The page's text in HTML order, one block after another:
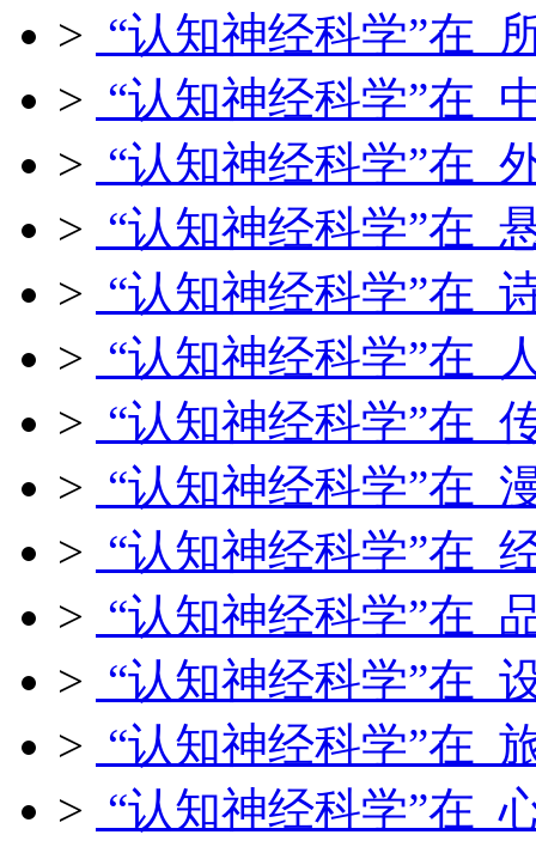
> “认知神经科学”在
> “认知神经科学”在
> “认知神经科学”在
> “认知神经科学”在
> “认知神经科学”在
> “认知神经科学”在
> “认知神经科学”在
> “认知神经科学”在
> “认知神经科学”在
> “认知神经科学”在
> “认知神经科学”在
> “认知神经科学”在
> “认知神经科学”在